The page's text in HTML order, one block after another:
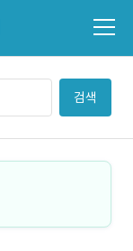
검색